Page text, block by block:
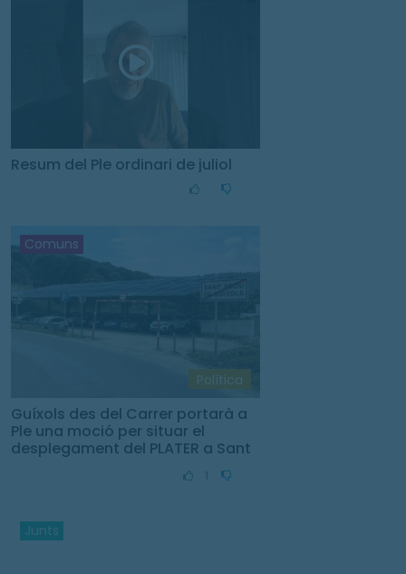
Resum del Ple ordinari de juliol
Comuns
Política
Guíxols des del Carrer portarà a
Ple una moció per situar el
desplegament del PLATER a Sant
Junts